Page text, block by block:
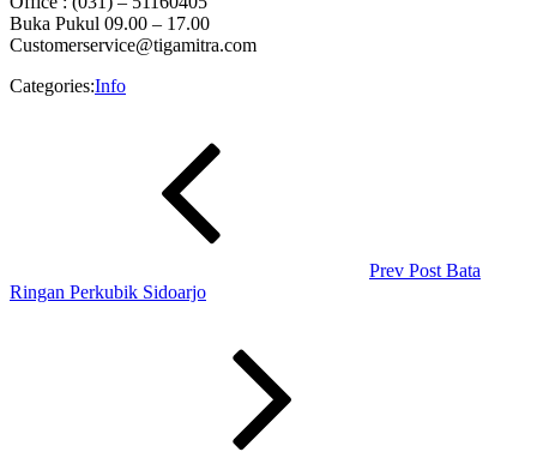
Buka Pukul 09.00 – 17.00
Customerservice@tigamitra.com
Categories:Info
Prev Post Bata
Ringan Perkubik Sidoarjo